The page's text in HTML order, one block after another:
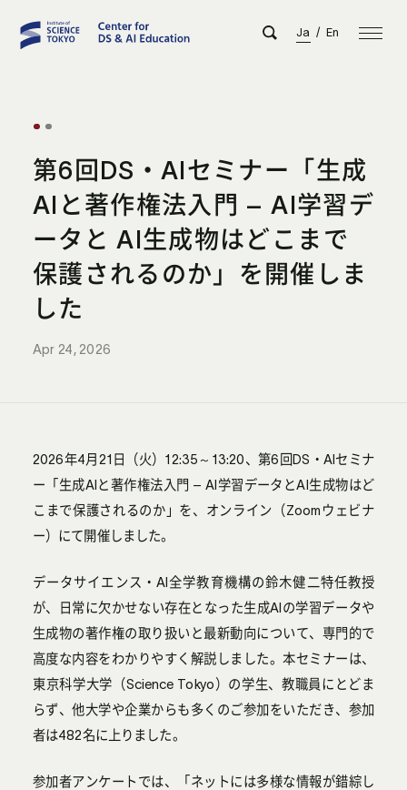
Ja / En
第6回DS・AIセミナー「生成
AIと著作権法入門 – AI学習デ
ータと AI生成物はどこまで
保護されるのか」を開催しま
した
Apr 24, 2026
2026年4月21日（火）12:35～13:20、第6回DS・AIセミナ
ー「生成AIと著作権法入門 – AI学習データとAI生成物はど
こまで保護されるのか」を、オンライン（Zoomウェビナ
ー）にて開催しました。
データサイエンス・AI全学教育機構の鈴木健二特任教授
が、日常に欠かせない存在となった生成AIの学習データや
生成物の著作権の取り扱いと最新動向について、専門的で
高度な内容をわかりやすく解説しました。本セミナーは、
東京科学大学（Science Tokyo）の学生、教職員にとどま
らず、他大学や企業からも多くのご参加をいただき、参加
者は482名に上りました。
参加者アンケートでは、「ネットには多様な情報が錯綜し